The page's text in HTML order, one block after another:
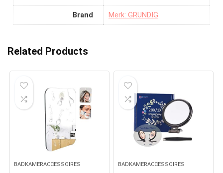
Brand Merk: GRUNDIG
Related Products
BADKAMERACCESSOIRES BADKAMERACCESSOIRES